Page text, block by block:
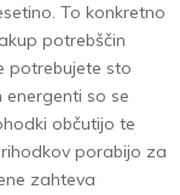
To konkretno
potrebščin
potrebujete sto
energenti so se
občutijo te
porabijo za
zahteva